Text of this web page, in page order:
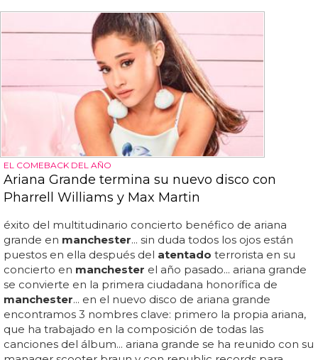
EL COMEBACK DEL AÑO
Ariana Grande termina su nuevo disco con
Pharrell Williams y Max Martin
éxito del multitudinario concierto benéfico de ariana
grande en manchester... sin duda todos los ojos están
puestos en ella después del atentado terrorista en su
concierto en manchester el año pasado... ariana grande
se convierte en la primera ciudadana honorífica de
manchester... en el nuevo disco de ariana grande
encontramos 3 nombres clave: primero la propia ariana,
que ha trabajado en la composición de todas las
canciones del álbum... ariana grande se ha reunido con su